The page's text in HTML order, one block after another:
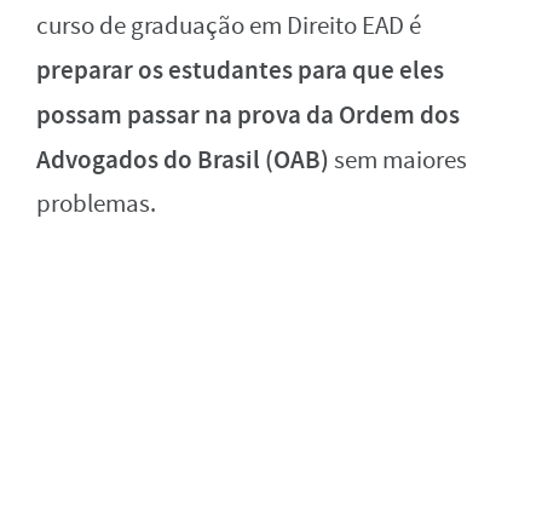
curso de graduação em Direito EAD é
preparar os estudantes para que eles
possam passar na prova da Ordem dos
Advogados do Brasil (OAB)sem maiores
problemas.